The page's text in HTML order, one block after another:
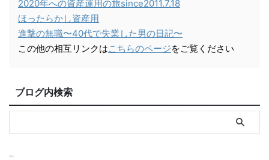
2020年への資産運用の旅since2011.7.18
ほったらかし資産用
進撃の無職〜40代で失業した男の日記〜
この他の相互リンクはこちらのページをご覧ください
ブログ内検索